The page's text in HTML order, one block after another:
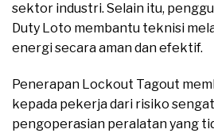
sektor industri. Selain itu,
Duty Loto membantu teknisi
energi secara aman dan efektif.
Penerapan Lockout Tagout
kepada pekerja dari risiko
pengoperasian peralatan yang